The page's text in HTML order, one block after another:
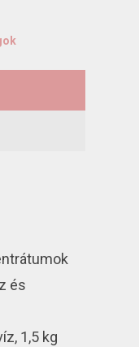
és
1,5 kg